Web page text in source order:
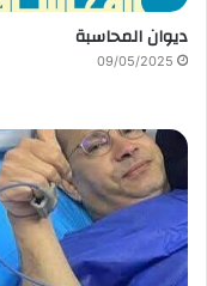
ديوان المحاسبة
09/05/2025